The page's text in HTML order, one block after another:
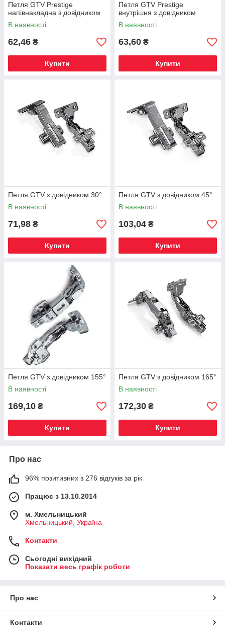
Петля GTV Prestige
напівнакладна з довідником
В наявності
62,46 ₴
Купити
Петля GTV Prestige
внутрішня з довідником
В наявності
63,60 ₴
Купити
Петля GTV з довідником 30°
В наявності
71,98 ₴
Купити
Петля GTV з довідником 45°
В наявності
103,04 ₴
Купити
Петля GTV з довідником 155°
В наявності
169,10 ₴
Купити
Петля GTV з довідником 165°
В наявності
172,30 ₴
Купити
Про нас
96% позитивних з 276 відгуків за рік
Працює з 13.10.2014
м. Хмельницький
Хмельницький, Україна
Контакти
Сьогодні вихідний
Показати весь графік роботи
Про нас
Контакти